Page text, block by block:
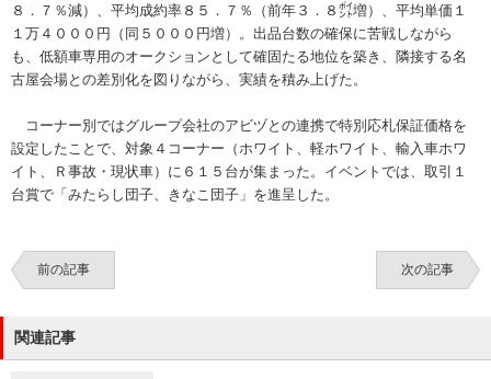
８．７％減）、平均成約率８５．７％（前年３．８㌽増）、平均単価１
１万４０００円（同５０００円増）。出品台数の確保に苦戦しながら
も、低額車専用のオークションとして確固たる地位を築き、隣接する名
古屋会場との差別化を図りながら、実績を積み上げた。
コーナー別ではグループ会社のアビヅとの連携で特別応札保証価格を
設定したことで、対象４コーナー（ホワイト、軽ホワイト、輸入車ホワ
イト、Ｒ事故・現状車）に６１５台が集まった。イベントでは、取引１
台賞で「みたらし団子、きなこ団子」を進呈した。
前の記事 次の記事
関連記事